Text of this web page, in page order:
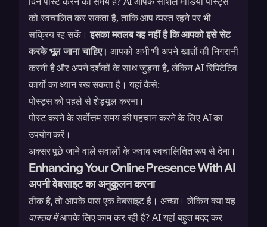
को स्वचालित कर सकता है, ताकि आप व्यस्त रहने पर भी
सक्रिय रह सकें।इसका मतलब यह नहीं है कि आपको इसे सेट
करके भूल जाना चाहिए। आपको अभी भी अपने खातों की निगरानी
करनी है और अपने दर्शकों के साथ जुड़ना है, लेकिन AI रिपिटेटिव
कार्यों का ध्यान रख सकता है। यहां कैसे:
पोस्ट्स को पहले से शेड्यूल करना।
पोस्ट करने के सर्वोत्तम समय की पहचान करने के लिए AI का
उपयोग करें।
अक्सर पूछे जाने वाले सवालों के जवाब स्वचालितित रूप से देना।
Enhancing Your Online Presence With AI
अपनी वेबसाइट का अनुकूलन करना
ठीक है, तो आपके पास एक वेबसाइट है। अच्छा। लेकिन क्या यह
वास्तव मेंआपके लिए काम कर रही है? AI यहां बहुत मदद कर